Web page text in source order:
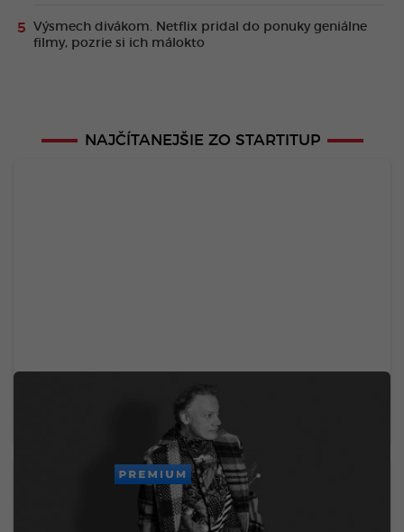
Výsmech divákom. Netflix pridal do ponuky geniálne
filmy, pozrie si ich málokto
NAJČÍTANEJŠIE ZO STARTITUP
Zomrel svetoznámy hudobný velikán. Stál za
legendárnymi hitmi Madonny, U2 či Brintey
PREMIUM